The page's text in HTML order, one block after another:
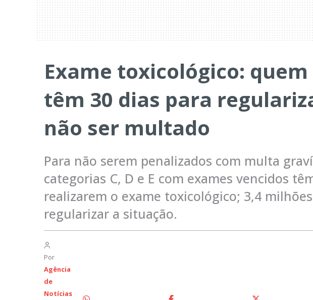
Exame toxicológico:
têm 30 dias para
não ser multado
Para não serem penalizados com multa
categorias C, D e E com exames vencidos
realizarem o exame toxicológico; 3,4
regularizar a situação.
Por
Agência
de
Notícias